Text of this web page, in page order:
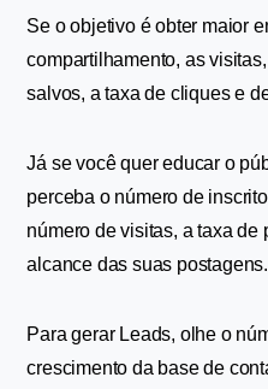
Se o objetivo é obter maior
compartilhamento, as
salvos, a taxa de cliques e
Já se você quer educar o
perceba o número de
número de visitas, a taxa
alcance das suas postagens.
Para gerar Leads, olhe o
crescimento da base de